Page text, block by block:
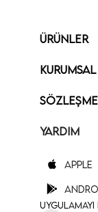
ÜRÜNLER
KURUMSAL
YARDIM
Apple